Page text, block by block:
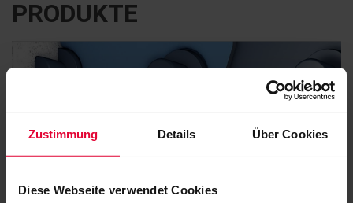
Zustimmung Details Über Cookies
Diese Webseite verwendet Cookies
PRODUKTE